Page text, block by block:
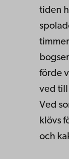
tiden
förde
ved till
Ved
klövs
och